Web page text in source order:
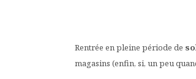
Rentrée en pleine période de
magasins (enfin, si, un peu